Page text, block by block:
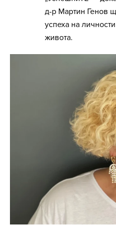
д-р Мартин Генов
успеха на
живота.